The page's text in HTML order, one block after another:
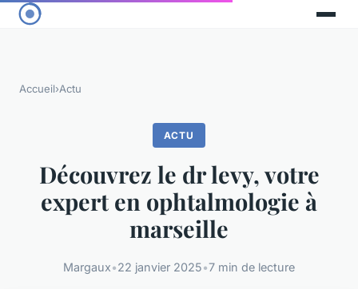
Accueil›Actu
ACTU
Découvrez le dr levy, votre
expert en ophtalmologie à
marseille
Margaux•22 janvier 2025•7 min de lecture